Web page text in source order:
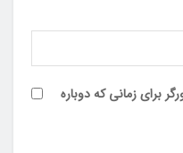
برای زمانی که دوباره